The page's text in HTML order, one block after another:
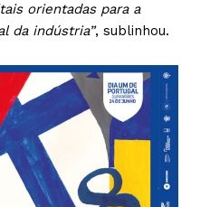
JÁ!
orientadas para a
da indústria”, sublinhou.